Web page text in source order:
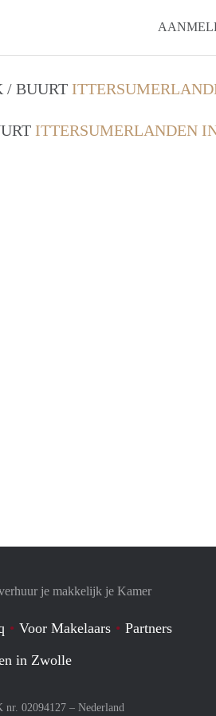
/ BUURT
ITTERSUMERLANDEN
je makkelijk je Kamer
Voor Makelaars
Partners
in Zwolle
02094127 – Nederland